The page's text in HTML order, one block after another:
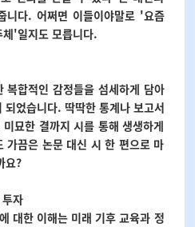
니다. 어쩌면 이들이야말로 '요즘
'일지도 모릅니다.
복합적인 감정들을 섬세하게 담아
되었습니다. 딱딱한 통계나 보고서
묘한 결까지 시를 통해 생생하게
가끔은 논문 대신 시 한 편으로 마
요?
자
대한 이해는 미래 기후 교육과 정